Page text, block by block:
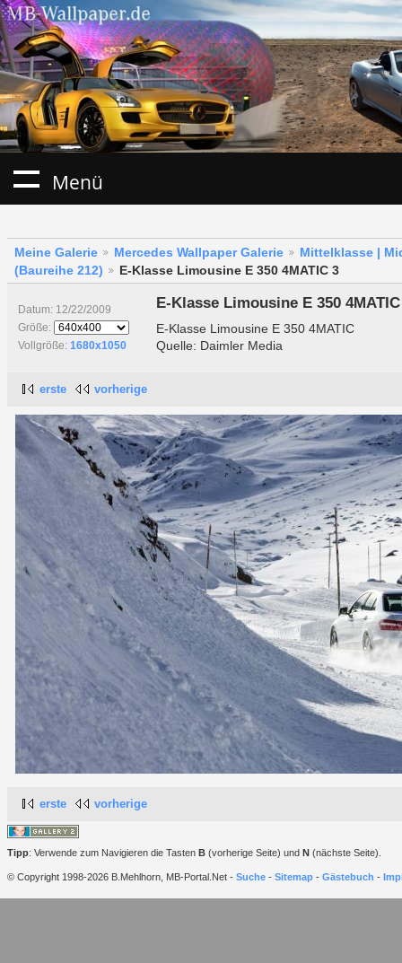
Menü
Meine Galerie Mercedes Wallpaper Galerie
Mittelklasse |
(Baureihe 212)
E-Klasse Limousine E 350 4MATIC 3
Datum: 12/22/2009
Größe:
Vollgröße: 1680x1050
E-Klasse Limousine E 350
E-Klasse Limousine E 350 4MATIC
Quelle: Daimler Media
erste vorherige
erste vorherige
Tipp: Verwende zum Navigieren die Tasten B (vorherige Seite) und N (nächste Seite).
© Copyright 1998-2026 B.Mehlhorn, MB-Portal.Net - Suche - Sitemap - Gästebuch -